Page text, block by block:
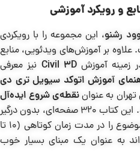
و رویکرد آموزشی
رشنو، این مجموعه را با رویکردی
علاوه بر آموزش‌های ویدئویی، منابع
زمینه آموزشCivil 3D نیز معرفی
آموزش اتوکد سیویل تری دی
به عنواننقطه‌ی شروع ایده‌آل
برای ورود به نرم‌افزار توصیه می‌شود. این کتاب 320 صفحه‌ای، بدون درگیر
کردن کاربر در جزئیات زیاد، کلیات موضوع را در مدت زمان کوتاهی (10 تا
به عنوان یک مبنای بسیار خوب